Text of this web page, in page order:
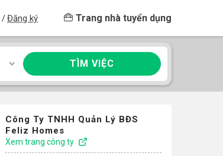
/Đăng ký Trang nhà tuyển dụng
TÌM VIỆC
Công Ty TNHH Quản Lý BĐS
Feliz Homes
Xem trang công ty